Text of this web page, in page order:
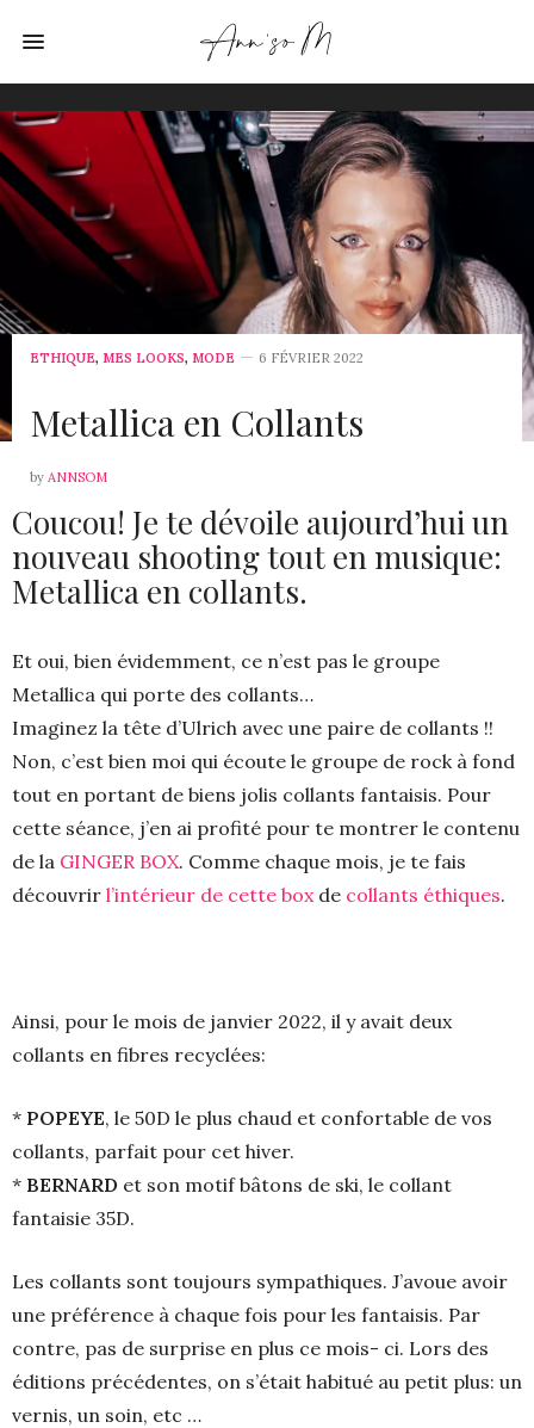
ETHIQUE, MES LOOKS, MODE 6 FÉVRIER 2022
Metallica en Collants
by ANNSOM
Coucou! Je te dévoile aujourd’hui un
nouveau shooting tout en musique:
Metallica en collants.
Et oui, bien évidemment, ce n’est pas le groupe
Metallica qui porte des collants…
Imaginez la tête d’Ulrich avec une paire de collants !!
Non, c’est bien moi qui écoute le groupe de rock à fond
tout en portant de biens jolis collants fantaisis. Pour
cette séance, j’en ai profité pour te montrer le contenu
de la GINGER BOX. Comme chaque mois, je te fais
découvrir l’intérieur de cette boxde collants éthiques.
Ainsi, pour le mois de janvier 2022, il y avait deux
collants en fibres recyclées:
* POPEYE, le 50D le plus chaud et confortable de vos
collants, parfait pour cet hiver.
* BERNARD et son motif bâtons de ski, le collant
fantaisie 35D.
Les collants sont toujours sympathiques. J’avoue avoir
une préférence à chaque fois pour les fantaisis. Par
contre, pas de surprise en plus ce mois- ci. Lors des
éditions précédentes, on s’était habitué au petit plus: un
vernis, un soin, etc …